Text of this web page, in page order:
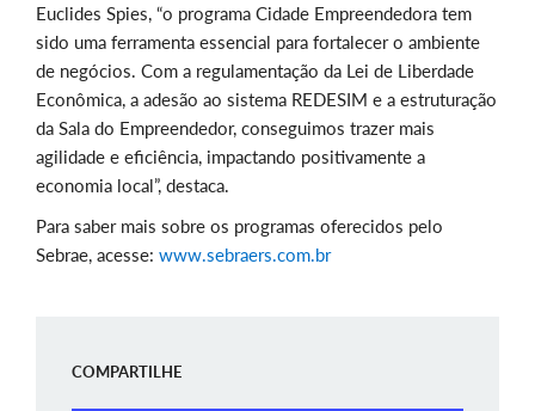
Euclides Spies, “o programa Cidade Empreendedora tem
sido uma ferramenta essencial para fortalecer o ambiente
de negócios. Com a regulamentação da Lei de Liberdade
Econômica, a adesão ao sistema REDESIM e a estruturação
da Sala do Empreendedor, conseguimos trazer mais
agilidade e eficiência, impactando positivamente a
economia local”, destaca.
Para saber mais sobre os programas oferecidos pelo
Sebrae, acesse: www.sebraers.com.br
COMPARTILHE